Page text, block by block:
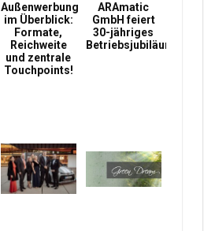
Außenwerbung
im Überblick:
Formate,
Reichweite
und zentrale
Touchpoints!
ARAmatic
GmbH feiert
30-jähriges
Betriebsjubiläum